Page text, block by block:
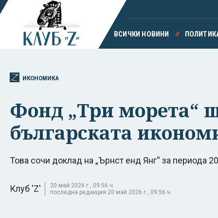
ВСИЧКИ НОВИНИ
ИКОНОМИКА
Фонд „Три морета“
българската
Това сочи доклад на „Ърнст енд Янг“ за периода
Клуб 'Z'
20 май 2026 г., 09:56 ч.
последна редакция 20 май 2026 г., 09:56 ч.